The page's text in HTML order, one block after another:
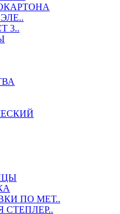
3..
ПО МЕТ..
СТЕПЛЕР..